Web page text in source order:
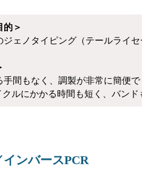
的＞
ジェノタイピング（テールライセ
手間もなく、調製が非常に簡便で
クルにかかる時間も短く、バンド
ンバースPCR